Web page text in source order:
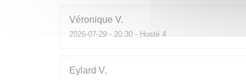
Véronique V
2026-07-29 - 20:30 - Hosté 4
Eylard V